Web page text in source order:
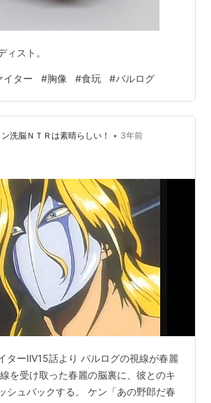
ィスト。
イター #胸像 #食玩 #バルログ
洗脳ＮＴＲは素晴らしい！ • 3年前
ターⅡV15話より バルログの視線が春麗
を受け取った春麗の脳裏に、彼とのキ
シュバックする。 ケン「あの野郎だ春